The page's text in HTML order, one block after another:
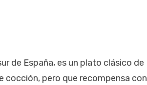
de España, es un plato clásico de
cocción, pero que recompensa con